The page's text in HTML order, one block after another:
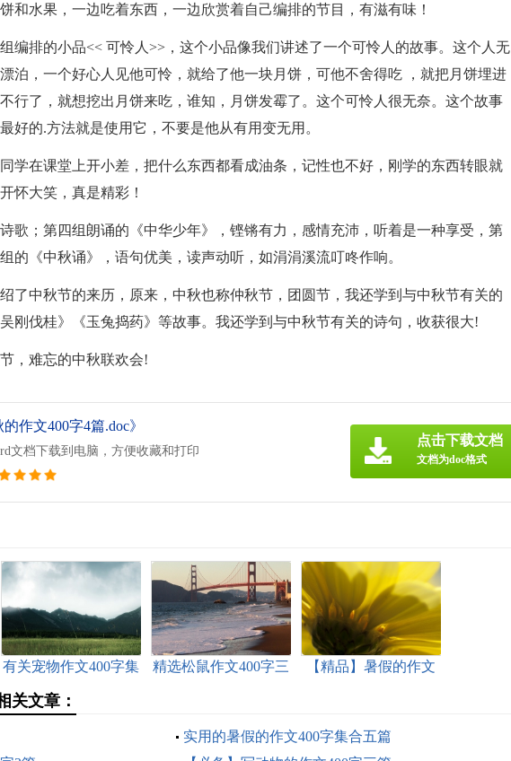
和水果，一边吃着东西，一边欣赏着自己编排的节目，有滋有味！
编排的小品<< 可怜人>>，这个小品像我们讲述了一个可怜人的故事。这个人无
泊，一个好心人见他可怜，就给了他一块月饼，可他不舍得吃 ，就把月饼埋进
行了，就想挖出月饼来吃，谁知，月饼发霉了。这个可怜人很无奈。这个故事
好的.方法就是使用它，不要是他从有用变无用。
学在课堂上开小差，把什么东西都看成油条，记性也不好，刚学的东西转眼就
怀大笑，真是精彩！
歌；第四组朗诵的《中华少年》，铿锵有力，感情充沛，听着是一种享受，第
的《中秋诵》，语句优美，读声动听，如涓涓溪流叮咚作响。
了中秋节的来历，原来，中秋也称仲秋节，团圆节，我还学到与中秋节有关的
刚伐桂》《玉兔捣药》等故事。我还学到与中秋节有关的诗句，收获很大!
，难忘的中秋联欢会!
的作文400字4篇.doc》
文档下载到电脑，方便收藏和打印
点击下载文档
文档为doc格式
有关宠物作文400字集
精选松鼠作文400字三
【精品】暑假的作文
关文章：
实用的暑假的作文400字集合五篇